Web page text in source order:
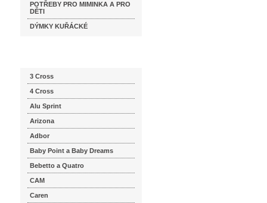
POTŘEBY PRO MIMINKA A PRO
DĚTI
DÝMKY KUŘÁCKÉ
3 Cross
4 Cross
Alu Sprint
Arizona
Adbor
Baby Point a Baby Dreams
Bebetto a Quatro
CAM
Caren